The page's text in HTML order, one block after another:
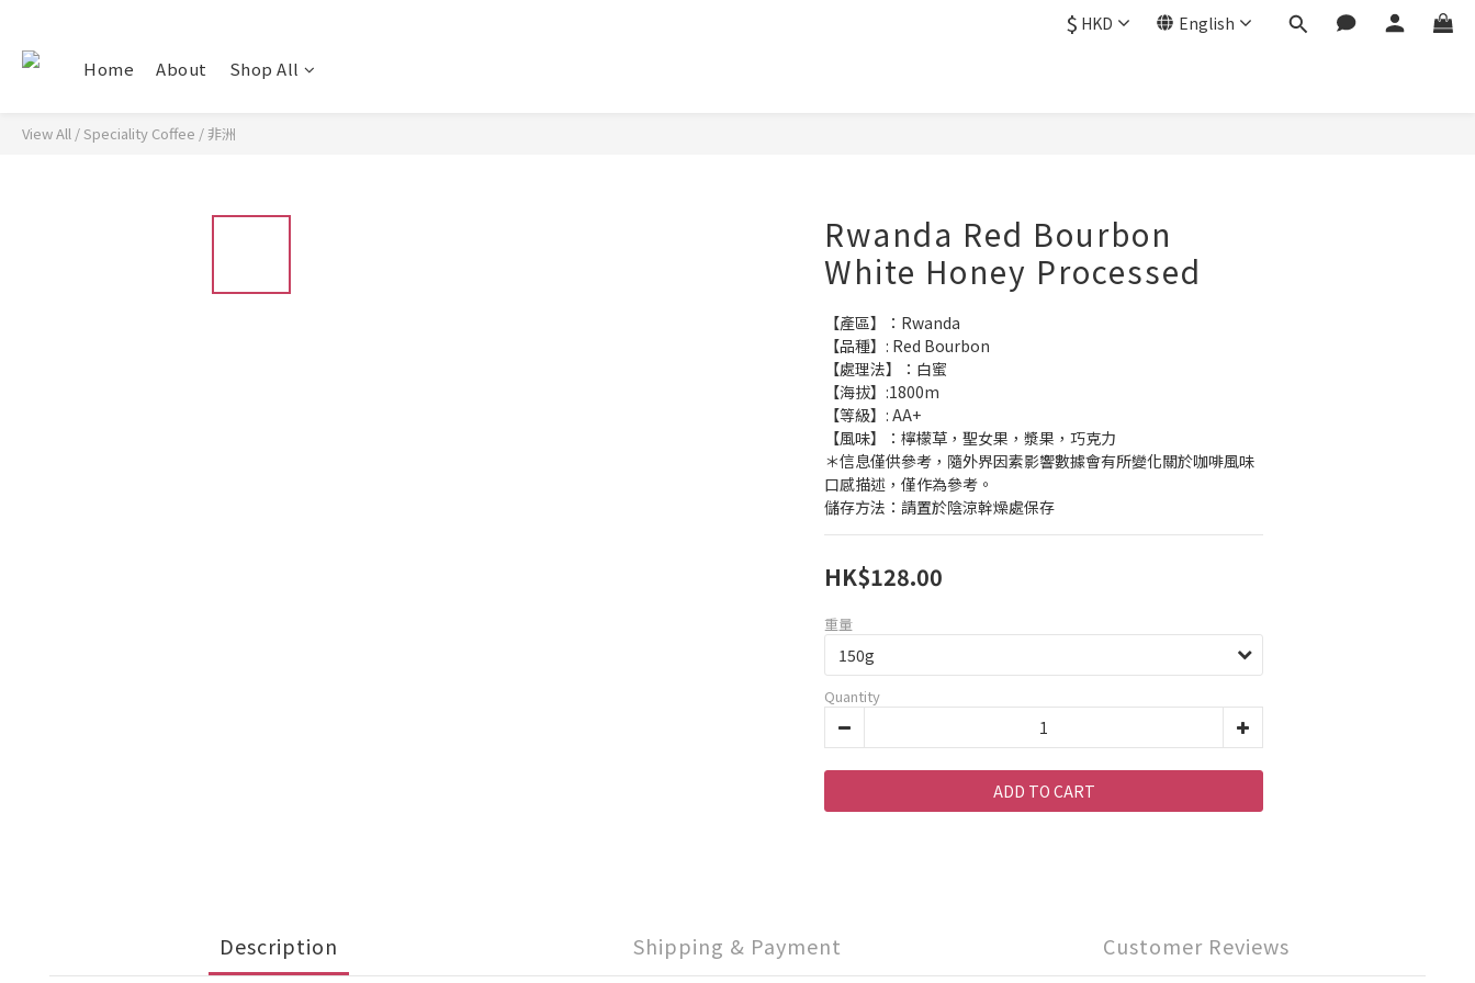
$ HKD English
Home About Shop All
View All /Speciality Coffee /非洲
Rwanda Red Bourbon
White Honey Processed
【產區】：Rwanda
【品種】: Red Bourbon
【處理法】：白蜜
【海拔】:1800m
【等級】: AA+
【風味】：檸檬草，聖女果，漿果，巧克力
＊信息僅供參考，隨外界因素影響數據會有所變化關於咖啡風味
口感描述，僅作為參考。
儲存方法：請置於陰涼幹燥處保存
HK$128.00
重量
Quantity
ADD TO CART
Description Shipping & Payment Customer Reviews